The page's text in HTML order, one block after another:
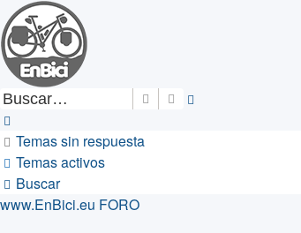
BuscarBúsqueda avanzada
Temas sin respuesta
Temas activos
Buscar
www.EnBici.eu FORO